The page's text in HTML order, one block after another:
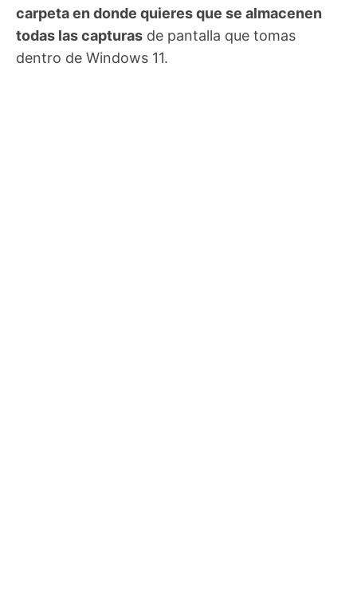
carpeta en donde quieres que se almacenen
todas las capturas de pantalla que tomas
dentro de Windows 11.